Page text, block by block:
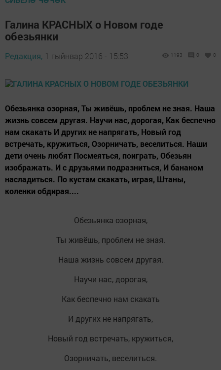
Галина КРАСНЫХ о Новом годе
обезьянки
Редакция, 1 гыйнвар 2016 - 15:53 1193 0 0
Обезьянка озорная, Ты живёшь, проблем не зная. Наша
жизнь совсем другая. Научи нас, дорогая, Как беспечно
нам скакать И других не напрягать, Новый год
встречать, кружиться, Озорничать, веселиться. Наши
дети очень любят Посмеяться, поиграть, Обезьян
изображать. И с друзьями подразниться, И бананом
насладиться. По кустам скакать, играя, Штаны,
коленки обдирая....
Обезьянка озорная,
Ты живёшь, проблем не зная.
Наша жизнь совсем другая.
Научи нас, дорогая,
Как беспечно нам скакать
И других не напрягать,
Новый год встречать, кружиться,
Озорничать, веселиться.